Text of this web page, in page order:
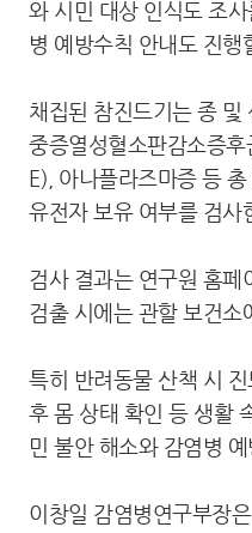
와 시민 대상 인식도 조
병 예방수칙 안내도 진행
채집된 참진드기는 종 및
중증열성혈소판감소증
E), 아나플라즈마증 등
유전자 보유 여부를 검사
검사 결과는 연구원 홈페
검출 시에는 관할 보건소
특히 반려동물 산책 시
후 몸 상태 확인 등 생활
민 불안 해소와 감염병
이창일 감염병연구부장